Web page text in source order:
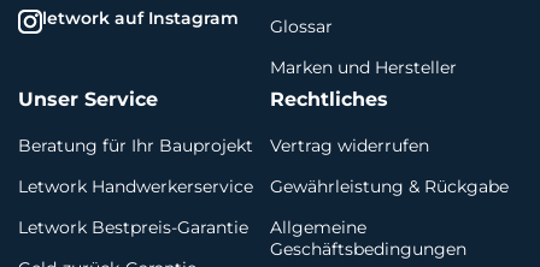
letwork auf Instagram
Glossar
Marken und Hersteller
Unser Service
Beratung für Ihr Bauprojekt
Letwork Handwerkerservice
Letwork Bestpreis-Garantie
Rechtliches
Vertrag widerrufen
Gewährleistung & Rückgabe
Allgemeine
Geschäftsbedingungen